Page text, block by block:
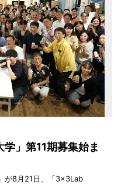
」第11期募集始ま
が8月21日、「3×3Lab